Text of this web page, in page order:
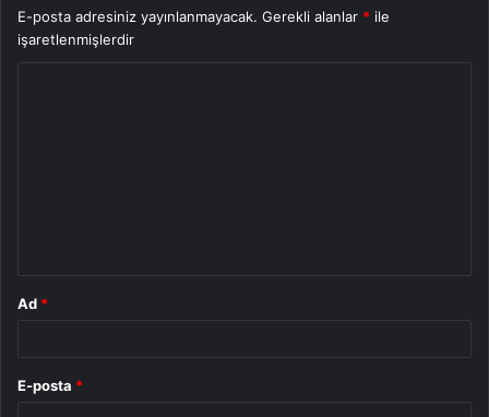
E-posta adresiniz yayınlanmayacak. Gerekli alanlar * ile
işaretlenmişlerdir
Ad *
E-posta *